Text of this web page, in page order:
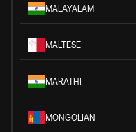
MALAYALAM
MALTESE
MARATHI
MONGOLIAN